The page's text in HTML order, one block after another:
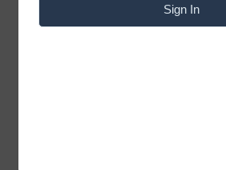
tâm hồn đang tìm kiếm sự bình
Sign In